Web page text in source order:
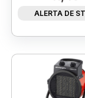
ALERTA DE